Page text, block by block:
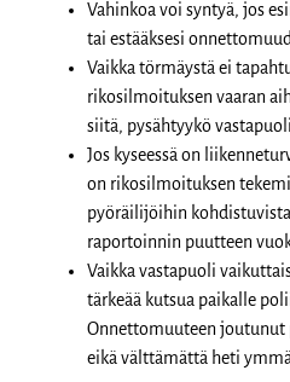
Vahinkoa voi syntyä, jos
tai estääksesi
Vaikka törmäystä ei
rikosilmoituksen vaaran
siitä, pysähtyykö
Jos kyseessä on
on rikosilmoituksen
pyöräilijöihin
raportoinnin puutteen
Vaikka vastapuoli
tärkeää kutsua paikalle
Onnettomuuteen joutunut
eikä välttämättä heti